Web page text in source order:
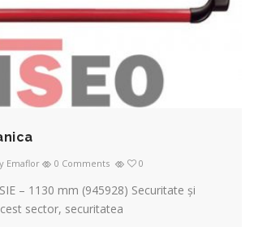
Emaflor 0 Comments 0
– 1130 mm (945928) Securitate și
sector, securitatea